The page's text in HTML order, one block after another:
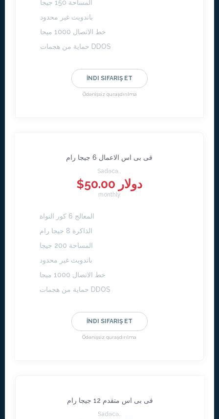
المساحة 150 جيجا
باندويث غير محدود
خط الاتصال 1000 ميجا
حماية من هجمات DDOS
İNDI SIFARIŞ ET
Ödənişsiz quraşdırılma
فى بى اس الاعمال 6 جيجا رام
Sadəcə..
$50.00 دولار
monthly
المعالج 6 كور النواة
الذاكرة 8 جيجا رام
المساحة 200 جيجا
باندويث غير محدود
خط الاتصال 1000 ميجا
حماية من هجمات DDOS
İNDI SIFARIŞ ET
Ödənişsiz quraşdırılma
فى بى اس متقدم 12 جيجا رام
Sadəcə..